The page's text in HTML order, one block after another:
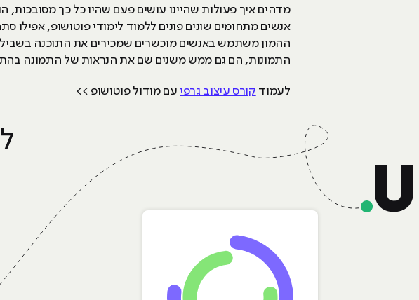
מדהים איך פעולות שהיינו עושים פעם שהיו כל כך מסובכות,
אנשים מתחומים שונים פונים ללמוד לימודי פוטושופ,
ההמון משתמש באנשים מוכשרים שמכירים את התוכנה
התמונות, הם גם ממש משנים שם את הנראות של התמונה
לעמוד קורס עיצוב גרפי עם מודול פוטושופ >>